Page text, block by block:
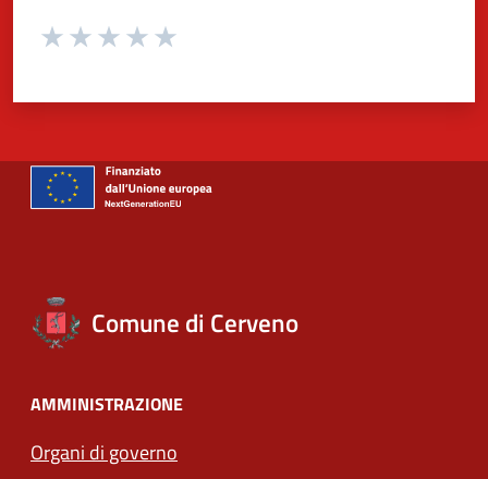
Valuta da 1 a 5 stelle la pagina
Comune di Cerveno
AMMINISTRAZIONE
Organi di governo